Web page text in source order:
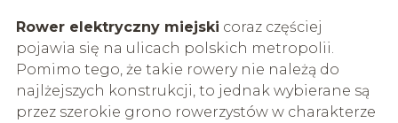
Rower elektryczny miejski coraz częściej
pojawia się na ulicach polskich metropolii.
Pomimo tego, że takie rowery nie należą do
najlżejszych konstrukcji, to jednak wybierane są
przez szerokie grono rowerzystów w charakterze